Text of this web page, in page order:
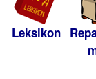
Leksikon